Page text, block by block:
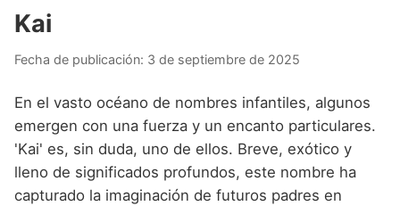
Nombres de niño que empiezan por D
Nombres de niño que empiezan por E
Nombres de niño que empiezan por F
Nombres de Niño Baleares
Nombres de Niño Canarios
Nombres de Niño Celtas
Nombres de Niño Egipcios
Nombres de Niño Griegos
Nombres de Niño Alemanes
Nombres de Niño Americanos
Nombres de Niño Arabes
Buscar
Kai
Fecha de publicación: 3 de septiembre de 2025
En el vasto océano de nombres infantiles, algunos
emergen con una fuerza y un encanto particulares.
'Kai' es, sin duda, uno de ellos. Breve, exótico y
lleno de significados profundos, este nombre ha
capturado la imaginación de futuros padres en